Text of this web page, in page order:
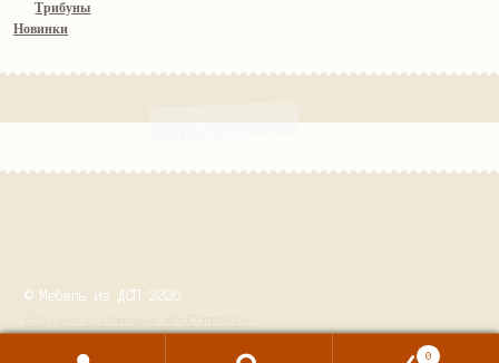
Трибуны
Новинки
© Мебель из ДСП 2026
0